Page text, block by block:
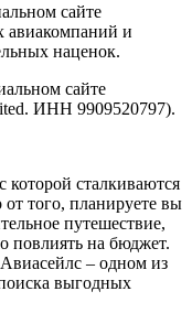
сайте
авиакомпаний и
наценок.
сайте
ИНН 9909520797).
которой сталкиваются
того, планируете вы
путешествие,
повлиять на бюджет.
– одном из
выгодных